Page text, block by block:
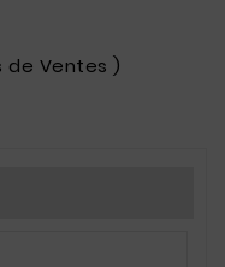
de Ventes )